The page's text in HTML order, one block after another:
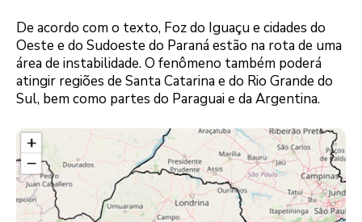
De acordo com o texto, Foz do Iguaçu e cidades do
Oeste e do Sudoeste do Paraná estão na rota de uma
área de instabilidade. O fenômeno também poderá
atingir regiões de Santa Catarina e do Rio Grande do
Sul, bem como partes do Paraguai e da Argentina.